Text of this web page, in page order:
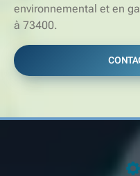
environnemental et en
à 73400.